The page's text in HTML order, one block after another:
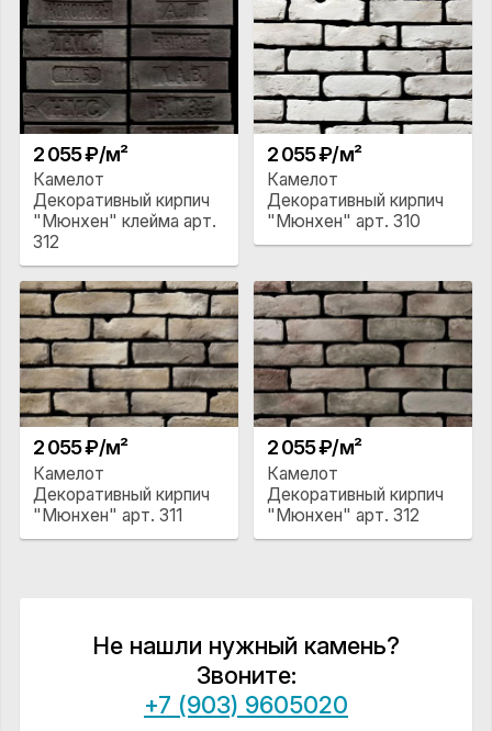
2 055 ₽/м²
Камелот
Декоративный кирпич
"Мюнхен" клейма арт.
312
2 055 ₽/м²
Камелот
Декоративный кирпич
"Мюнхен" арт. 310
2 055 ₽/м²
Камелот
Декоративный кирпич
"Мюнхен" арт. 311
2 055 ₽/м²
Камелот
Декоративный кирпич
"Мюнхен" арт. 312
Не нашли нужный камень?
Звоните:
+7 (903) 9605020